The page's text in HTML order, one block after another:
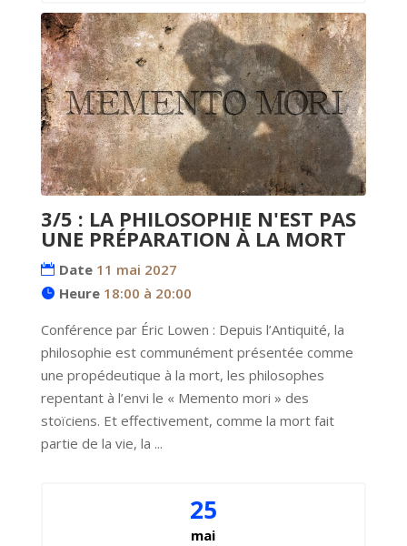
3/5 : LA PHILOSOPHIE N'EST PAS
UNE PRÉPARATION À LA MORT
Date 11 mai 2027
Heure 18:00 à 20:00
Conférence par Éric Lowen : Depuis l’Antiquité, la
philosophie est communément présentée comme
une propédeutique à la mort, les philosophes
repentant à l’envi le « Memento mori » des
stoïciens. Et effectivement, comme la mort fait
partie de la vie, la ...
25
mai